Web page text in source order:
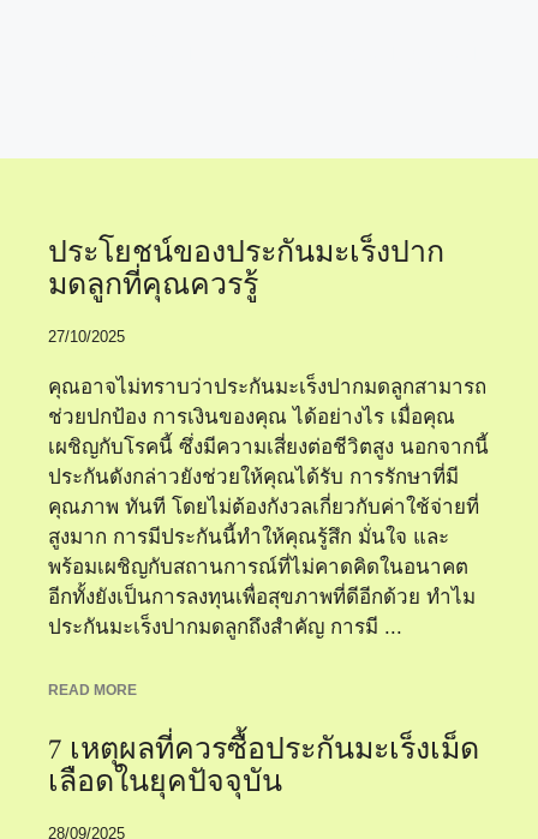
ประโยชน์ของประกันมะเร็งปาก
มดลูกที่คุณควรรู้
27/10/2025
คุณอาจไม่ทราบว่าประกันมะเร็งปากมดลูกสามารถ
ช่วยปกป้อง การเงินของคุณ ได้อย่างไร เมื่อคุณ
เผชิญกับโรคนี้ ซึ่งมีความเสี่ยงต่อชีวิตสูง นอกจากนี้
ประกันดังกล่าวยังช่วยให้คุณได้รับ การรักษาที่มี
คุณภาพ ทันที โดยไม่ต้องกังวลเกี่ยวกับค่าใช้จ่ายที่
สูงมาก การมีประกันนี้ทำให้คุณรู้สึก มั่นใจ และ
พร้อมเผชิญกับสถานการณ์ที่ไม่คาดคิดในอนาคต
อีกทั้งยังเป็นการลงทุนเพื่อสุขภาพที่ดีอีกด้วย ทำไม
ประกันมะเร็งปากมดลูกถึงสำคัญ การมี ...
READ MORE
7 เหตุผลที่ควรซื้อประกันมะเร็งเม็ด
เลือดในยุคปัจจุบัน
28/09/2025